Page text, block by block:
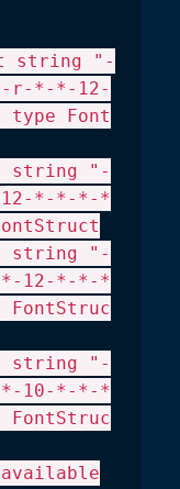
string "-
r-*-*-12-
Font
string "-
*-*-*-*
string "-
*-12-*-*-*
string "-
*-10-*-*-*
available